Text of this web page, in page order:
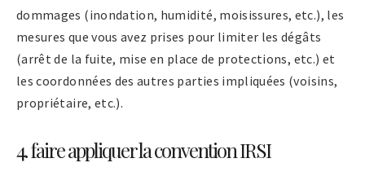
dommages (inondation, humidité, moisissures, etc.), les
mesures que vous avez prises pour limiter les dégâts
(arrêt de la fuite, mise en place de protections, etc.) et
les coordonnées des autres parties impliquées (voisins,
propriétaire, etc.).
4. faire appliquer la convention IRSI